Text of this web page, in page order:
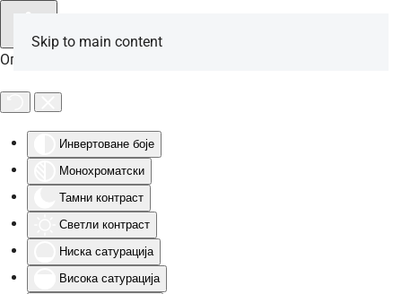
Опције за особе са инвалидитетом
Инвертоване боје
Монохроматски
Тамни контраст
Светли контраст
Ниска сатурација
Висока сатурација
Skip to main content